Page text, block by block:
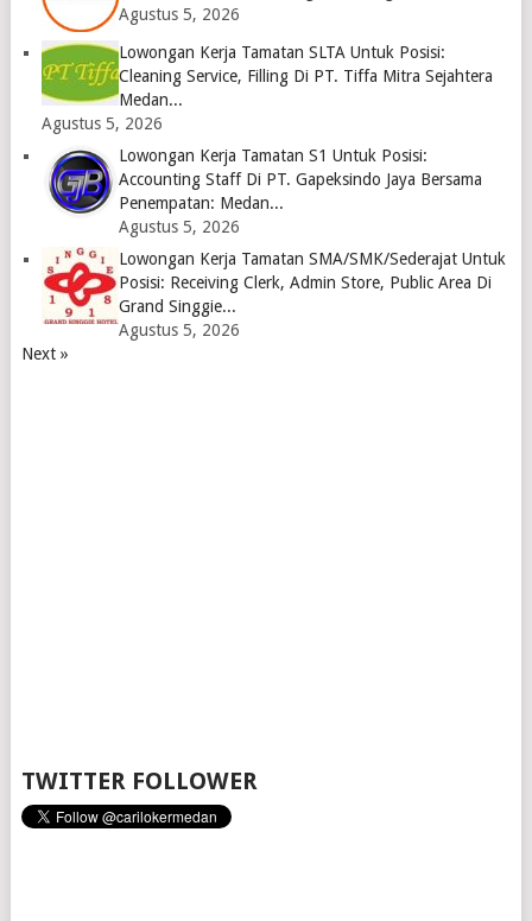
Agustus 5, 2026
Lowongan Kerja Tamatan SLTA Untuk Posisi:
Cleaning Service, Filling Di PT. Tiffa Mitra Sejahtera
Medan...
Agustus 5, 2026
Lowongan Kerja Tamatan S1 Untuk Posisi:
Accounting Staff Di PT. Gapeksindo Jaya Bersama
Penempatan: Medan...
Agustus 5, 2026
Lowongan Kerja Tamatan SMA/SMK/Sederajat Untuk
Posisi: Receiving Clerk, Admin Store, Public Area Di
Grand Singgie...
Agustus 5, 2026
Next »
TWITTER FOLLOWER